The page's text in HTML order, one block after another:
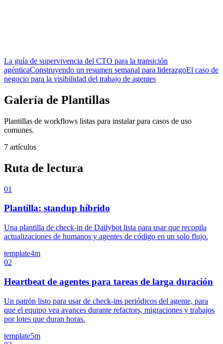
La guía de supervivencia del CTO para la transición
agénticaConstruyendo un resumen semanal para liderazgoEl caso de
negocio para la visibilidad del trabajo de agentes
Galería de Plantillas
Plantillas de workflows listas para instalar para casos de uso
comunes.
7 artículos
Ruta de lectura
01
Plantilla: standup híbrido
Una plantilla de check-in de Dailybot lista para usar que recopila
actualizaciones de humanos y agentes de código en un solo flujo.
template4m
02
Heartbeat de agentes para tareas de larga duración
Un patrón listo para usar de check-ins periódicos del agente, para
que el equipo vea avances durante refactors, migraciones y trabajos
por lotes que duran horas.
template5m